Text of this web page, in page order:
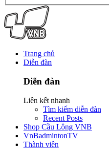
Trang chủ
Diễn đàn
Diễn đàn
Liên kết nhanh
Tìm kiếm diễn đàn
Recent Posts
Shop Cầu Lông VNB
VnBadmintonTV
Thành viên